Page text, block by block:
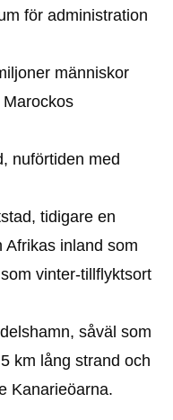
för administration
människor
nuförtiden med
tidigare en
Afrikas inland som
vinter-tillflyktsort
såväl som
km lång strand och
Kanarieöarna.